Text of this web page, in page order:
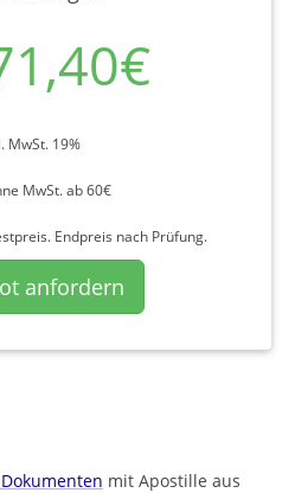
MwSt. 19%
MwSt. ab 60€
Endpreis nach Prüfung.
anfordern
mit Apostille aus